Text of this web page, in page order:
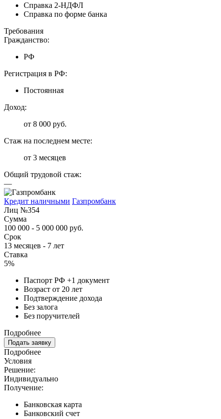
Справка 2-НДФЛ
Справка по форме банка
Требования
Гражданство:
РФ
Регистрация в РФ:
Постоянная
Доход:
от 8 000 руб.
Стаж на последнем месте:
от 3 месяцев
Общий трудовой стаж:
—
Кредит наличными Газпромбанк
Лиц №354
Сумма
100 000 - 5 000 000 руб.
Срок
13 месяцев - 7 лет
Ставка
5%
Паспорт РФ +1 документ
Возраст от 20 лет
Подтверждение дохода
Без залога
Без поручителей
Подробнее
Подать заявку
Подробнее
Условия
Решение:
Индивидуально
Получение:
Банковская карта
Банковский счет